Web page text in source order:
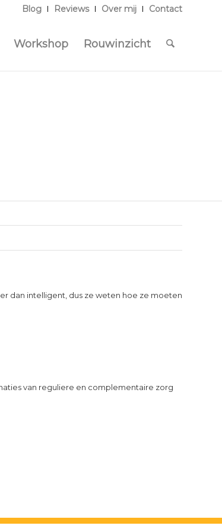
Blog Reviews Over mij Contact
Workshop Rouwinzicht
dan intelligent, dus ze weten hoe ze moeten
van reguliere en complementaire zorg